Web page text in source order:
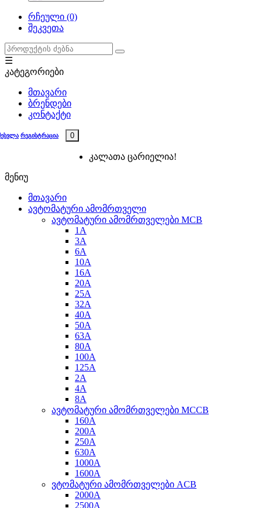
რჩეული (0)
შეკვეთა
☰
კატეგორიები
მთავარი
ბრენდები
კონტაქტი
რეგისტრაცია 0
კალათა ცარიელია!
მენიუ
მთავარი
ავტომატური ამომრთველი
ავტომატური ამომრთველები MCB
1A
3A
6A
10A
16A
20A
25А
32A
40A
50A
63A
80A
100A
125A
2A
4A
8A
ავტომატური ამომრთველები MCCB
160A
200A
250A
630A
1000A
1600A
ვტომატური ამომრთველები ACB
2000A
2500A